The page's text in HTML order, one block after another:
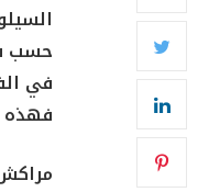
حسب
في
فهذه